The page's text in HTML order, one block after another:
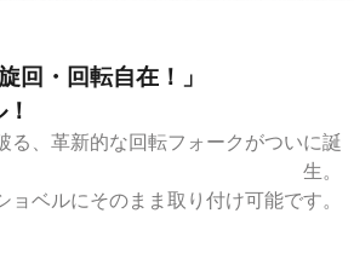
回・回転自在！」
る、革新的な回転フォークがついに誕
生。
ョベルにそのまま取り付け可能です。